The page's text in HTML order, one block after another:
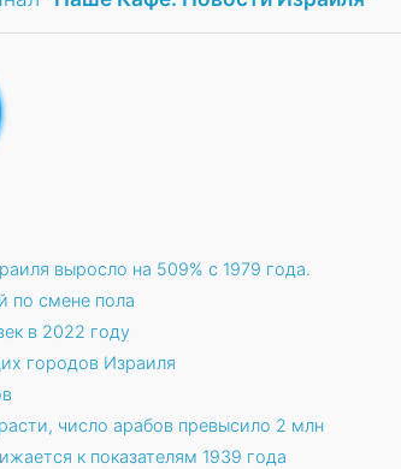
выросло на 509% с 1979 года.
по смене пола
в 2022 году
городов Израиля
число арабов превысило 2 млн
к показателям 1939 года